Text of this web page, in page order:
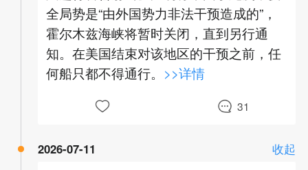
全局势是“由外国势力非法干预造成的”，
霍尔木兹海峡将暂时关闭，直到另行通
知。在美国结束对该地区的干预之前，任
何船只都不得通行。 >>详情
31
2026-07-11 收起